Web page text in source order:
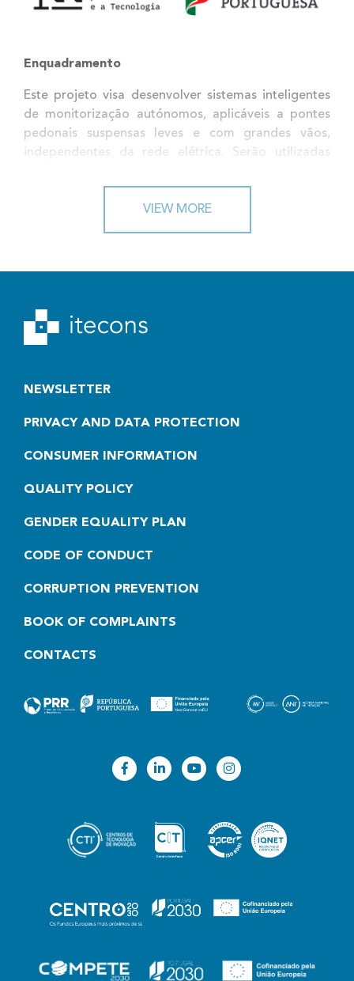
Enquadramento
Este projeto visa desenvolver sistemas inteligentes
de monitorização autónomos, aplicáveis a pontes
pedonais suspensas leves e com grandes vãos,
independentes da rede elétrica. Serão utilizadas
de laser, câmaras e drones. Serão desenvolvidos
algoritmos de previsão de danos usando modelos
Criar sistemas de monitorização capazes de
através da utilização de dispositivos do tipo
sem fios, aquisição remota de dados baseada
Transport (MQTT), gestão de bases de dados
de medições, bases de dados de séries
de alarmes. Todos estes sistemas serão
laboratório.
análise modal, incluindo sistemas lde imagem
recorrendo a drones. Estes sistemas serão
laboratório, sob condições controladas.
dados registadosin situ. Isto será realizado
parâmetros fundamentais), da definição e
apenas na resposta (output-only), e da
atualização dos gémeos digitais com base em
algoritmos e modelos substitutos para
Utilizar a Ponte 516 Arouca como prova de
conceito. Isto incluirá a instalação de sistemas
induzida pelo vento e pelos peões através de
VIEW MORE
NEWSLETTER
PRIVACY AND DATA PROTECTION
CONSUMER INFORMATION
QUALITY POLICY
GENDER EQUALITY PLAN
CODE OF CONDUCT
CORRUPTION PREVENTION
BOOK OF COMPLAINTS
CONTACTS